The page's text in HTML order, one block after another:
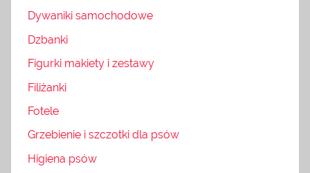
Dywaniki samochodowe
Dzbanki
Figurki makiety i zestawy
Filiżanki
Fotele
Grzebienie i szczotki dla psów
Higiena psów